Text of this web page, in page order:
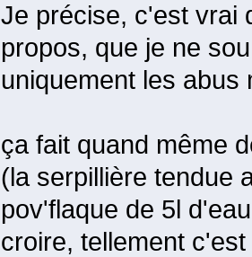
Je précise, c'est vrai
propos, que je ne
uniquement les abus
ça fait quand même
(la serpillière tendue
pov'flaque de 5l
croire, tellement